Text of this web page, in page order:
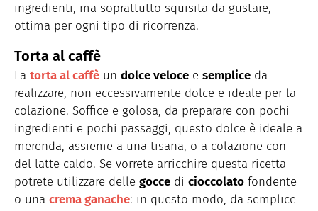
ingredienti, ma soprattutto squisita da gustare,
ottima per ogni tipo di ricorrenza.
Torta al caffè
La torta al caffè un dolce veloce e semplice da
realizzare, non eccessivamente dolce e ideale per la
colazione. Soffice e golosa, da preparare con pochi
ingredienti e pochi passaggi, questo dolce è ideale a
merenda, assieme a una tisana, o a colazione con
del latte caldo. Se vorrete arricchire questa ricetta
potrete utilizzare delle gocce di cioccolato fondente
o una crema ganache: in questo modo, da semplice